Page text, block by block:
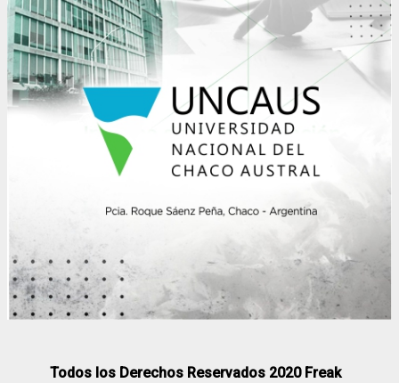
Todos los Derechos Reservados 2020 Freak